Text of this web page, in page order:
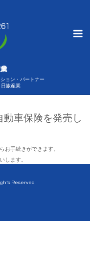
ョン・パートナー
日旅産業
動車保険を発売し
お手続きができます。
します。
Reserved.